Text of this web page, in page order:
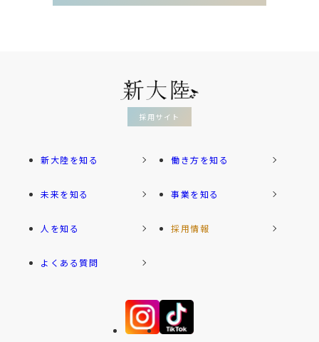
採用サイト
新大陸を知る 働き方を知る
未来を知る 事業を知る
人を知る 採用情報
よくある質問